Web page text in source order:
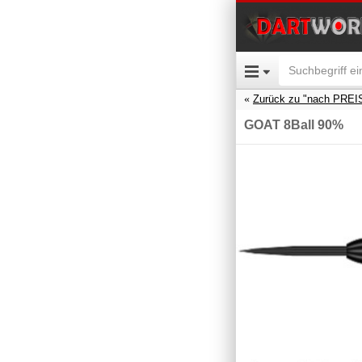
Zurück zu "nach
GOAT 8Ball 90%